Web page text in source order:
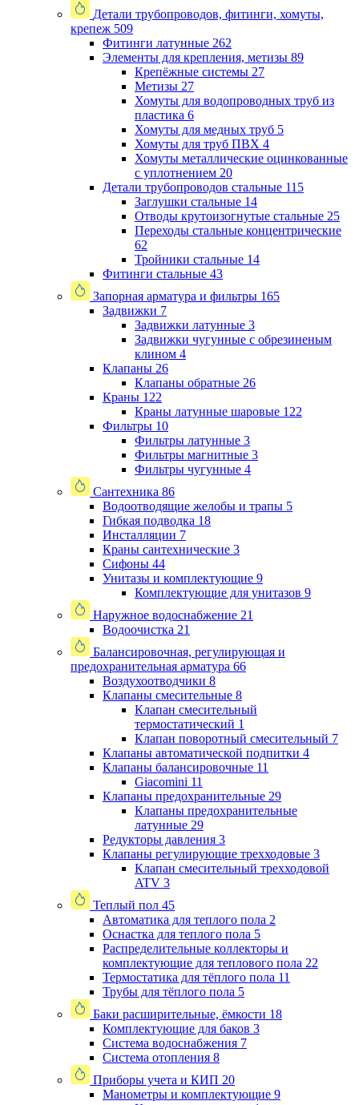
Детали трубопроводов, фитинги, хомуты,
крепеж 509
Фитинги латунные 262
Элементы для крепления, метизы 89
Крепёжные системы 27
Метизы 27
Хомуты для водопроводных труб из
пластика 6
Хомуты для медных труб 5
Хомуты для труб ПВХ 4
Хомуты металлические оцинкованные
с уплотнением 20
Детали трубопроводов стальные 115
Заглушки стальные 14
Отводы крутоизогнутые стальные 25
Переходы стальные концентрические
62
Тройники стальные 14
Фитинги стальные 43
Запорная арматура и фильтры 165
Задвижки 7
Задвижки латунные 3
Задвижки чугунные с обрезиненым
клином 4
Клапаны 26
Клапаны обратные 26
Краны 122
Краны латунные шаровые 122
Фильтры 10
Фильтры латунные 3
Фильтры магнитные 3
Фильтры чугунные 4
Сантехника 86
Водоотводящие желобы и трапы 5
Гибкая подводка 18
Инсталляции 7
Краны сантехнические 3
Сифоны 44
Унитазы и комплектующие 9
Комплектующие для унитазов 9
Наружное водоснабжение 21
Водоочистка 21
Балансировочная, регулирующая и
предохранительная арматура 66
Воздухоотводчики 8
Клапаны cмесительные 8
Клапан cмесительный
термостатический 1
Клапан поворотный cмесительный 7
Клапаны автоматической подпитки 4
Клапаны балансировочные 11
Giacomini 11
Клапаны предохранительные 29
Клапаны предохранительные
латунные 29
Редукторы давления 3
Клапаны регулирующие трехходовые 3
Клапан смесительный трехходовой
ATV 3
Теплый пол 45
Автоматика для теплого пола 2
Оснастка для теплого пола 5
Распределительные коллекторы и
комплектующие для теплового пола 22
Термостатика для тёплого пола 11
Трубы для тёплого пола 5
Баки расширительные, ёмкости 18
Комплектующие для баков 3
Система водоснабжения 7
Система отопления 8
Приборы учета и КИП 20
Манометры и комплектующие 9